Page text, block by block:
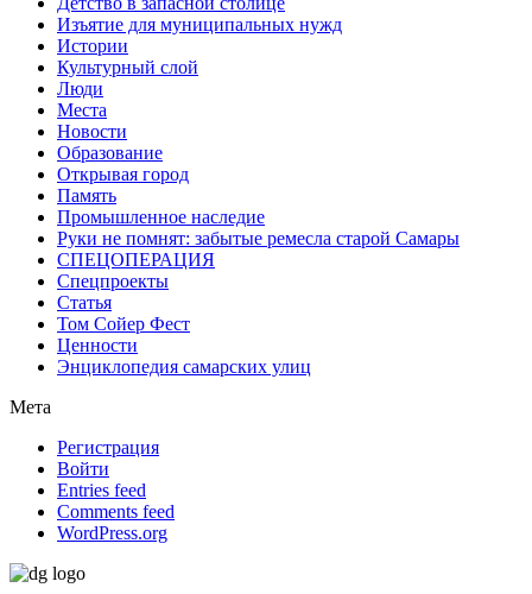
Изъятие для муниципальных нужд
Истории
Культурный слой
Люди
Места
Новости
Образование
Открывая город
Память
Промышленное наследие
Руки не помнят: забытые ремесла старой Самары
СПЕЦОПЕРАЦИЯ
Спецпроекты
Статья
Том Сойер Фест
Ценности
Энциклопедия самарских улиц
Мета
Регистрация
Войти
Entries feed
Comments feed
WordPress.org